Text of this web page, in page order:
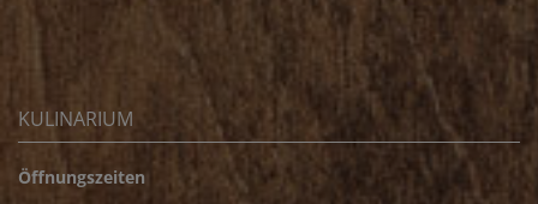
KULINARIUM
Öffnungszeiten